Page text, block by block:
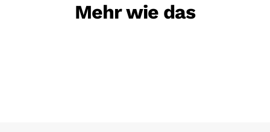
Mehr wie das